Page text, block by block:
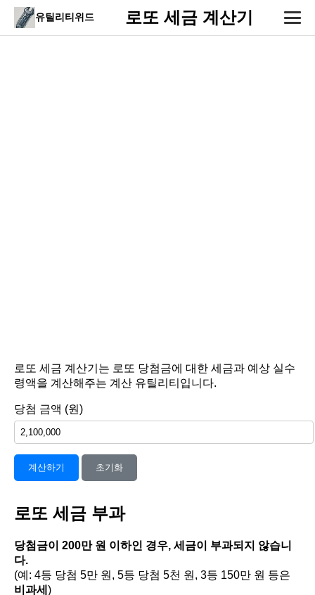
유틸리티위드 로또 세금 계산기
로또 세금 계산기는 로또 당첨금에 대한 세금과 예상 실수
령액을 계산해주는 계산 유틸리티입니다.
당첨 금액 (원)
계산하기 초기화
로또 세금 부과
당첨금이 200만 원 이하인 경우, 세금이 부과되지 않습니
다.
(예: 4등 당첨 5만 원, 5등 당첨 5천 원, 3등 150만 원 등은
비과세 )